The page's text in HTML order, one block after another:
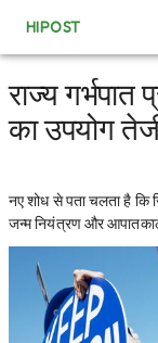
HIPOST
राज्य
का उपयोग
नए शोध से पता चलता है कि
जन्म नियंत्रण और